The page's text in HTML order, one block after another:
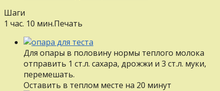
Шаги
1 час. 10 мин.Печать
Для опары в половину нормы теплого молока
отправить 1 ст.л. сахара, дрожжи и 3 ст.л. муки,
перемешать.
Оставить в теплом месте на 20 минут